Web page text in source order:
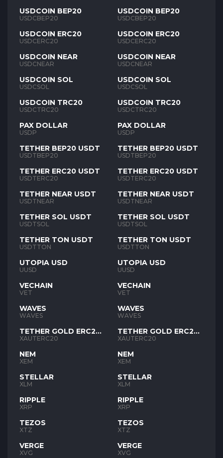
USDCOIN BEP20
USDCBEP20
USDCOIN ERC20
USDCERC20
USDCOIN NEAR
USDCNEAR
USDCOIN SOL
USDCSOL
USDCOIN TRC20
USDCTRC20
PAX DOLLAR
USDP
TETHER BEP20 USDT
USDTBEP20
TETHER ERC20 USDT
USDTERC20
TETHER NEAR USDT
USDTNEAR
TETHER SOL USDT
USDTSOL
TETHER TON USDT
USDTTON
UTOPIA USD
UUSD
VECHAIN
VET
WAVES
WAVES
TETHER GOLD ERC20
XAUT
XAUTERC20
NEM
XEM
STELLAR
XLM
RIPPLE
XRP
TEZOS
XTZ
VERGE
XVG
USDCOIN BEP20
USDCBEP20
USDCOIN ERC20
USDCERC20
USDCOIN NEAR
USDCNEAR
USDCOIN SOL
USDCSOL
USDCOIN TRC20
USDCTRC20
PAX DOLLAR
USDP
TETHER BEP20 USDT
USDTBEP20
TETHER ERC20 USDT
USDTERC20
TETHER NEAR USDT
USDTNEAR
TETHER SOL USDT
USDTSOL
TETHER TON USDT
USDTTON
UTOPIA USD
UUSD
VECHAIN
VET
WAVES
WAVES
TETHER GOLD ERC20
XAUT
XAUTERC20
NEM
XEM
STELLAR
XLM
RIPPLE
XRP
TEZOS
XTZ
VERGE
XVG